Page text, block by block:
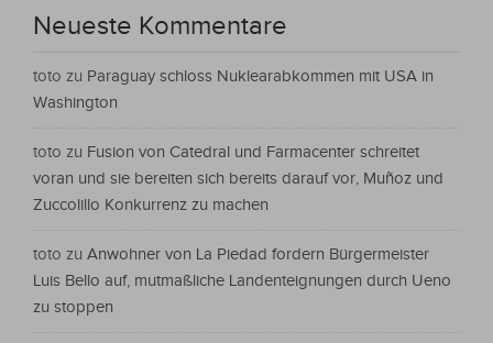
Neueste Kommentare
toto zu Paraguay schloss Nuklearabkommen mit USA in
Washington
toto zu Fusion von Catedral und Farmacenter schreitet
voran und sie bereiten sich bereits darauf vor, Muñoz und
Zuccolillo Konkurrenz zu machen
toto zu Anwohner von La Piedad fordern Bürgermeister
Luis Bello auf, mutmaßliche Landenteignungen durch Ueno
zu stoppen